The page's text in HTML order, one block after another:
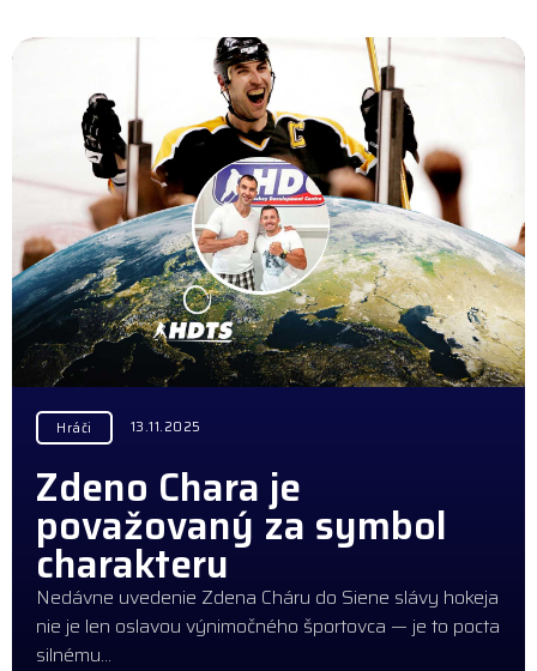
Hráči 13.11.2025
Zdeno Chara je
považovaný za symbol
charakteru
Nedávne uvedenie Zdena Cháru do Siene slávy hokeja
nie je len oslavou výnimočného športovca — je to pocta
silnému…